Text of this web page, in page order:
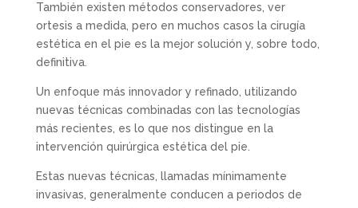
También existen métodos conservadores, ver
ortesis a medida, pero en muchos casos la cirugía
estética en el pie es la mejor solución y, sobre todo,
definitiva.
Un enfoque más innovador y refinado, utilizando
nuevas técnicas combinadas con las tecnologías
más recientes, es lo que nos distingue en la
intervención quirúrgica estética del pie.
Estas nuevas técnicas, llamadas mínimamente
invasivas, generalmente conducen a periodos de